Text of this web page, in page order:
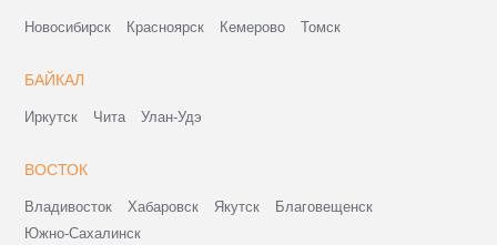
Новосибирск Красноярск Кемерово Томск
БАЙКАЛ
Иркутск Чита Улан-Удэ
ВОСТОК
Владивосток Хабаровск Якутск
Благовещенск
Южно-Сахалинск